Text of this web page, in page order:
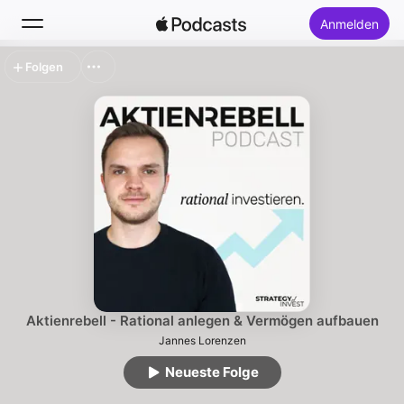
Anmelden
Startseite
Top-Charts
Aktienrebell - Rational anlegen & Vermögen aufbauen
Jannes Lorenzen
Neueste Folge
Folgen